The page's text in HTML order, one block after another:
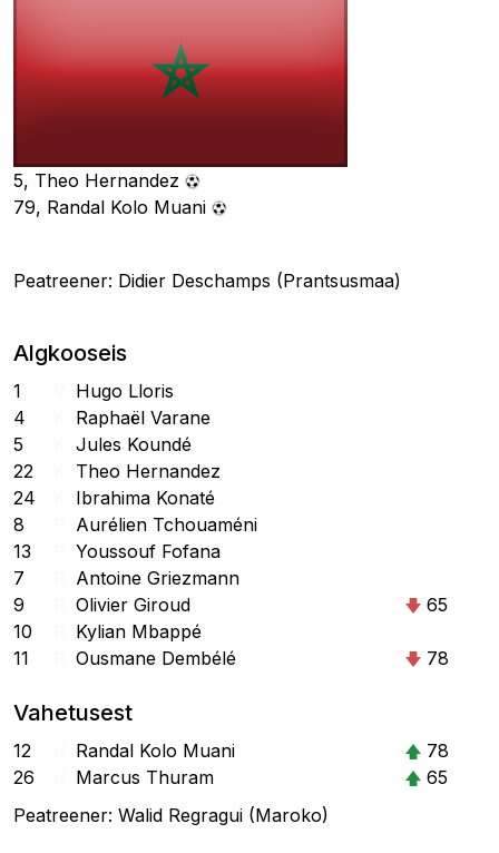
5, Theo Hernandez
79, Randal Kolo Muani
Peatreener: Didier Deschamps (Prantsusmaa)
Algkooseis
1
Hugo Lloris
4
Raphaël Varane
5
Jules Koundé
22
Theo Hernandez
24
Ibrahima Konaté
8
Aurélien Tchouaméni
13
Youssouf Fofana
7
Antoine Griezmann
9
Olivier Giroud
65
10
Kylian Mbappé
11
Ousmane Dembélé 78
Vahetusest
12 Randal Kolo Muani
78
26
Marcus Thuram
65
Peatreener: Walid Regragui (Maroko)